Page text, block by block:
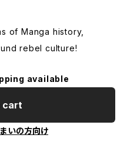
of Manga history,
rebel culture!
available
cart
いの方向け